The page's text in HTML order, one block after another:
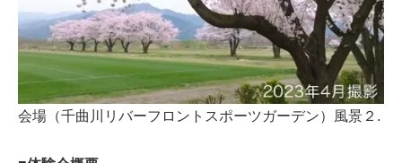
会場（千曲川リバーフロントスポーツガーデン）風景２.